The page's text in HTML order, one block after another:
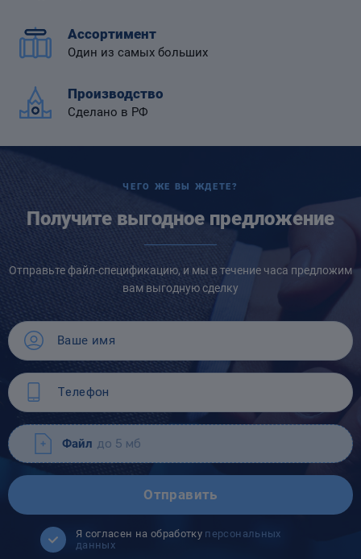
Ассортимент
Один из самых больших
Производство
Сделано в РФ
ЧЕГО ЖЕ ВЫ ЖДЕТЕ?
Получите выгодное предложение
Отправьте файл-спецификацию, и мы в течение часа предложим
вам выгодную сделку
Файл до 5 мб
Отправить
Я согласен на обработку персональных
данных